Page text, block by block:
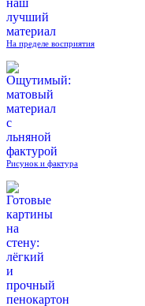
На пределе восприятия
Рисунок и фактура